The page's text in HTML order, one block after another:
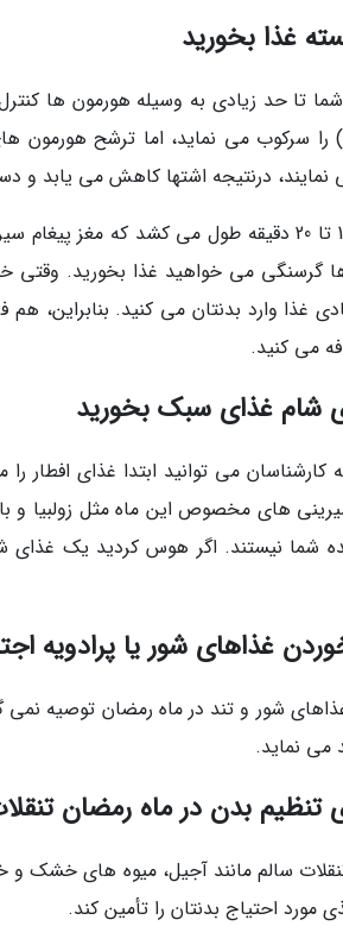
تا حد زیادی به وسیله هورمون ها
را سرکوب می نماید، اما ترشح هورمون
نمایند، درنتیجه اشتها کاهش می یابد و
تقریبا 15 تا 20 دقیقه طول می کشد که
گرسنگی می خواهید غذا بخورید. وقتی
غذا وارد بدنتان می کنید. بنابراین،
می کنید.
کارشناسان می توانید ابتدا غذای
های مخصوص این ماه مثل زولبیا و
شما نیستند. اگر هوس کردید یک غذای
شور و تند در ماه رمضان توصیه
می نماید.
سالم مانند آجیل، میوه های خشک و
مورد احتیاج بدنتان را تأمین کند.